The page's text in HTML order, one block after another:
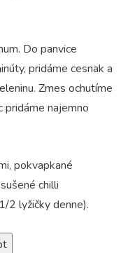
Do panvice
pridáme cesnak a
Zmes ochutíme
pridáme najemno
pokvapkané
chilli
2 lyžičky denne).